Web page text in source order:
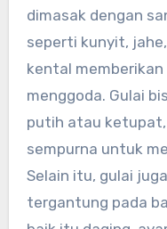
dimasak dengan
seperti kunyit,
kental memberikan
menggoda. Gulai
putih atau ketupat,
sempurna untuk
Selain itu, gulai
tergantung pada